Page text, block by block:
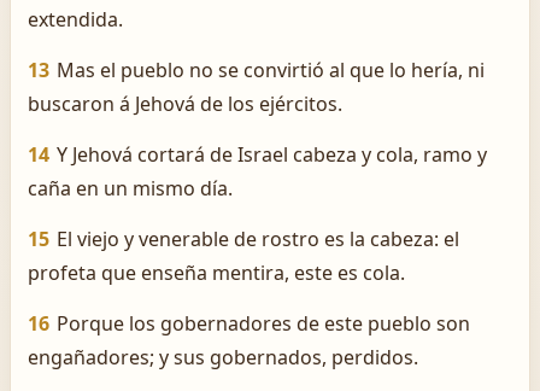
extendida.
13 Mas el pueblo no se convirtió al que lo hería, ni
buscaron á Jehová de los ejércitos.
14 Y Jehová cortará de Israel cabeza y cola, ramo y
caña en un mismo día.
15 El viejo y venerable de rostro es la cabeza: el
profeta que enseña mentira, este es cola.
16 Porque los gobernadores de este pueblo son
engañadores; y sus gobernados, perdidos.